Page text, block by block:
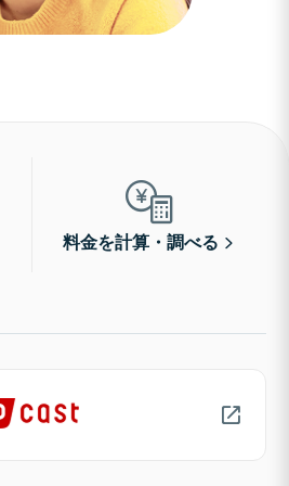
料金を計算・調べる